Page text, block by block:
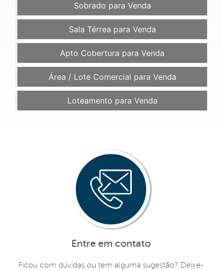
Sobrado para Venda
Sala Térrea para Venda
Apto Cobertura para Venda
Área / Lote Comercial para Venda
Loteamento para Venda
Entre em contato
Ficou com dúvidas ou tem alguma sugestão? Deixe-